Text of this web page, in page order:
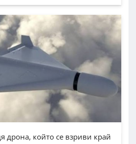
дрона, който се взриви край